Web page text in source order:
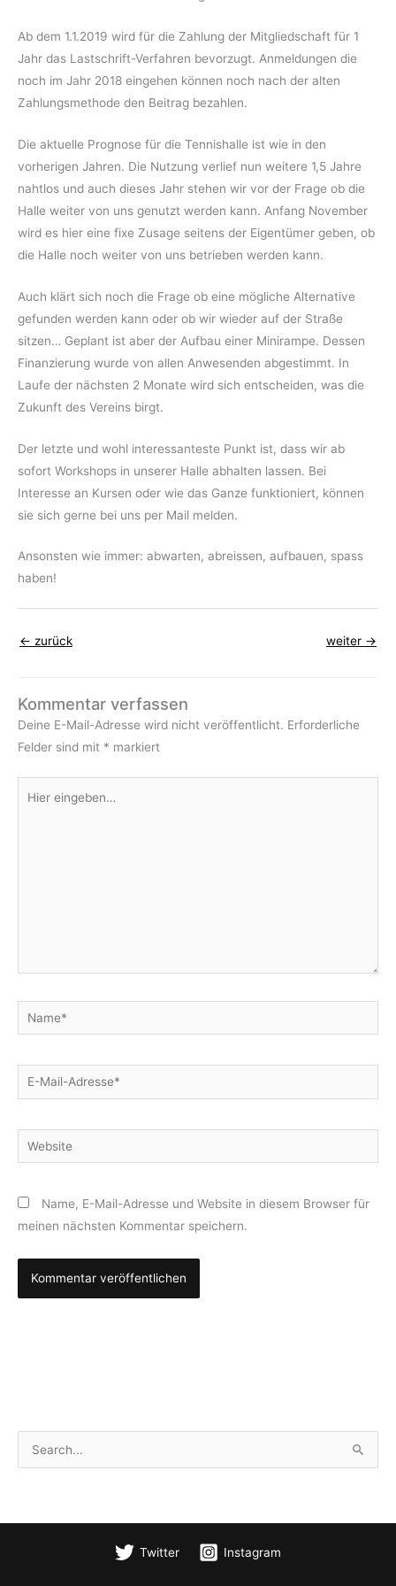
Ab dem 1.1.2019 wird für die Zahlung der Mitgliedschaft für 1
Jahr das Lastschrift-Verfahren bevorzugt. Anmeldungen die
noch im Jahr 2018 eingehen können noch nach der alten
Zahlungsmethode den Beitrag bezahlen.
Die aktuelle Prognose für die Tennishalle ist wie in den
vorherigen Jahren. Die Nutzung verlief nun weitere 1,5 Jahre
nahtlos und auch dieses Jahr stehen wir vor der Frage ob die
Halle weiter von uns genutzt werden kann. Anfang November
wird es hier eine fixe Zusage seitens der Eigentümer geben, ob
die Halle noch weiter von uns betrieben werden kann.
Auch klärt sich noch die Frage ob eine mögliche Alternative
gefunden werden kann oder ob wir wieder auf der Straße
sitzen… Geplant ist aber der Aufbau einer Minirampe. Dessen
Finanzierung wurde von allen Anwesenden abgestimmt. In
Laufe der nächsten 2 Monate wird sich entscheiden, was die
Zukunft des Vereins birgt.
Der letzte und wohl interessanteste Punkt ist, dass wir ab
sofort Workshops in unserer Halle abhalten lassen. Bei
Interesse an Kursen oder wie das Ganze funktioniert, können
sie sich gerne bei uns per Mail melden.
Ansonsten wie immer: abwarten, abreissen, aufbauen, spass
haben!
← zurück weiter →
Kommentar verfassen
Deine E-Mail-Adresse wird nicht veröffentlicht. Erforderliche
Felder sind mit * markiert
eingeben…
Name*
E-
Mail-
Website
Name, E-Mail-Adresse und Website in diesem Browser für
meinen nächsten Kommentar speichern.
u
Twitter Instagram